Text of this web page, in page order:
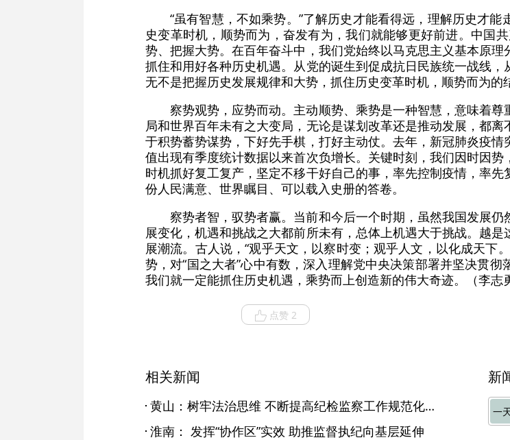
“虽有智慧，不如乘势。”了解历史才能看得远，理解历史才
史变革时机，顺势而为，奋发有为，我们就能够更好前进。中国
势、把握大势。在百年奋斗中，我们党始终以马克思主义基本原
抓住和用好各种历史机遇。从党的诞生到促成抗日民族统一战线
无不是把握历史发展规律和大势，抓住历史变革时机，顺势而为的
察势观势，应势而动。主动顺势、乘势是一种智慧，意味着
局和世界百年未有之大变局，无论是谋划改革还是推动发展，都
于积势蓄势谋势，下好先手棋，打好主动仗。去年，新冠肺炎疫
值出现有季度统计数据以来首次负增长。关键时刻，我们因时因
时机抓好复工复产，坚定不移干好自己的事，率先控制疫情，率
份人民满意、世界瞩目、可以载入史册的答卷。
察势者智，驭势者赢。当前和今后一个时期，虽然我国发展
展变化，机遇和挑战之大都前所未有，总体上机遇大于挑战。越
展潮流。古人说，“观乎天文，以察时变；观乎人文，以化成天下
势，对“国之大者”心中有数，深入理解党中央决策部署并坚决贯
我们就一定能抓住历史机遇，乘势而上创造新的伟大奇迹。（李志
点赞 2
相关新闻
黄山：树牢法治思维 不断提高纪检监察工作规范化法治化水平
淮南： 发挥“协作区”实效 助推监督执纪向基层延伸
新
一